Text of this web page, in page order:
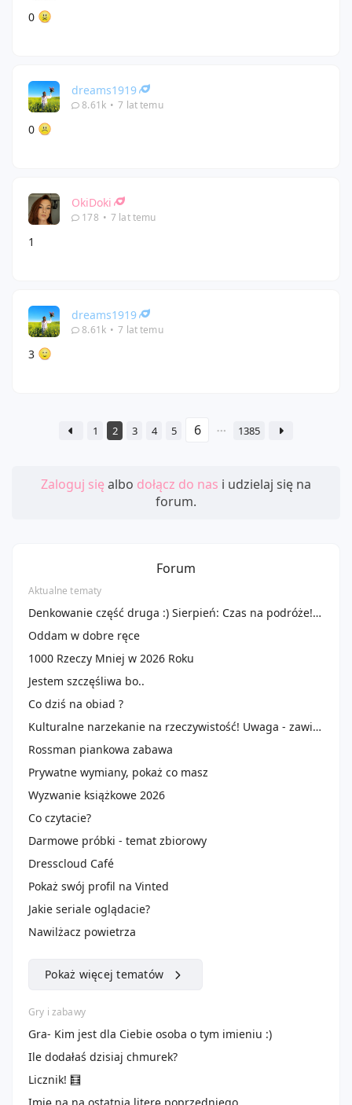
0
dreams1919
8.61k • 7 lat temu
0
OkiDoki
178 • 7 lat temu
1
dreams1919
8.61k • 7 lat temu
3
1 2 3 4 5 1385
Zaloguj się albo dołącz do nas i udzielaj się na
forum.
Forum
Aktualne tematy
Denkowanie część druga :) Sierpień: Czas na podróże! Zużywamy produkty do 100 ml ✈️🌴
Oddam w dobre ręce
1000 Rzeczy Mniej w 2026 Roku
Jestem szczęśliwa bo..
Co dziś na obiad ?
Kulturalne narzekanie na rzeczywistość! Uwaga - zawiera offtopy!
Rossman piankowa zabawa
Prywatne wymiany, pokaż co masz
Wyzwanie książkowe 2026
Co czytacie?
Darmowe próbki - temat zbiorowy
Dresscloud Café
Pokaż swój profil na Vinted
Jakie seriale oglądacie?
Nawilżacz powietrza
Pokaż więcej tematów
Gry i zabawy
Gra- Kim jest dla Ciebie osoba o tym imieniu :)
Ile dodałaś dzisiaj chmurek?
Licznik! 🧮